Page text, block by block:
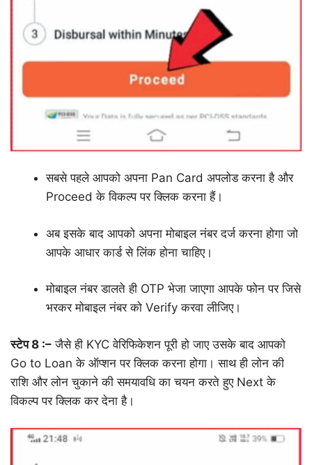
सबसे पहले आपको अपना Pan Card अपलोड करना है और
Proceed के विकल्प पर क्लिक करना हैं।
अब इसके बाद आपको अपना मोबाइल नंबर दर्ज करना होगा जो
आपके आधार कार्ड से लिंक होना चाहिए।
मोबाइल नंबर डालते ही OTP भेजा जाएगा आपके फोन पर जिसे
भरकर मोबाइल नंबर को Verify करवा लीजिए।
स्टेप 8 :– जैसे ही KYC वेरिफिकेशन पूरी हो जाए उसके बाद आपको
Go to Loan के ऑप्शन पर क्लिक करना होगा। साथ ही लोन की
राशि और लोन चुकाने की समयावधि का चयन करते हुए Next के
विकल्प पर क्लिक कर देना है।